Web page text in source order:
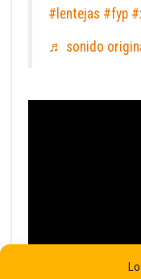
#lentejas #fyp
♬ sonido